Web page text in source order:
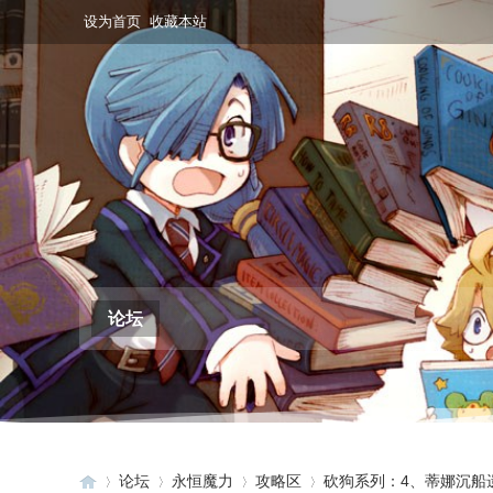
设为首页 收藏本站
论坛
论坛 永恒魔力 攻略区 砍狗系列：4、蒂娜沉船